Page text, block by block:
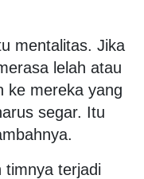
mentalitas. Jika
lelah atau
ke mereka yang
segar. Itu
timnya terjadi